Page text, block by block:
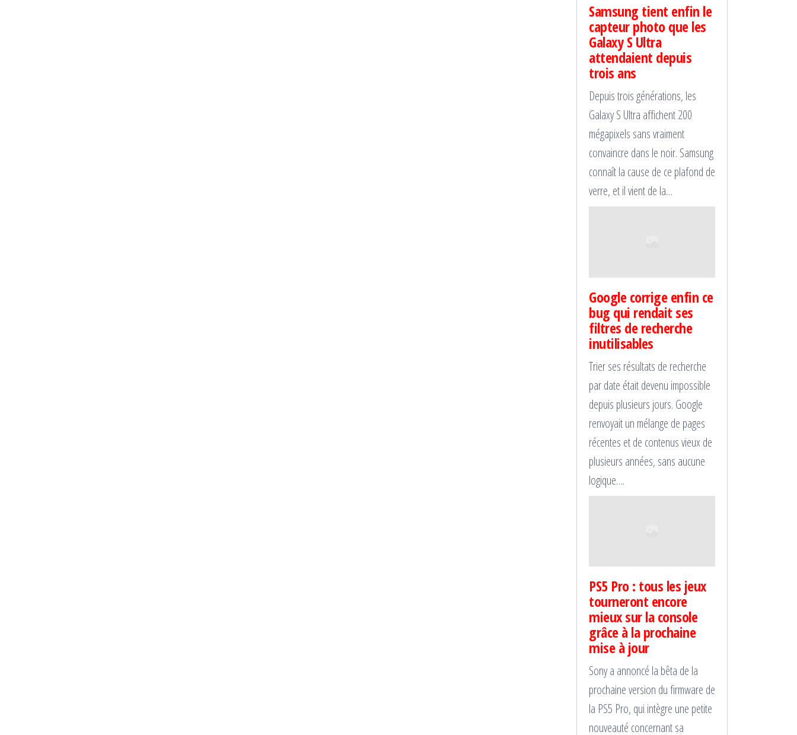
Samsung tient enfin le
capteur photo que les
Galaxy S Ultra
attendaient depuis
trois ans
Depuis trois générations, les
Galaxy S Ultra affichent 200
mégapixels sans vraiment
convaincre dans le noir. Samsung
connaît la cause de ce plafond de
verre, et il vient de la…
Google corrige enfin ce
bug qui rendait ses
filtres de recherche
inutilisables
Trier ses résultats de recherche
par date était devenu impossible
depuis plusieurs jours. Google
renvoyait un mélange de pages
récentes et de contenus vieux de
plusieurs années, sans aucune
logique….
PS5 Pro : tous les jeux
tourneront encore
mieux sur la console
grâce à la prochaine
mise à jour
Sony a annoncé la bêta de la
prochaine version du firmware de
la PS5 Pro, qui intègre une petite
nouveauté concernant sa